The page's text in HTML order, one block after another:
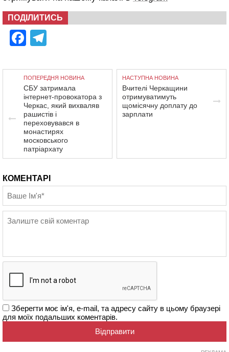
ПОДІЛИТИСЬ
Facebook
ПОПЕРЕДНЯ НОВИНА
СБУ затримала
інтернет-провокатора з
Черкас, який вихваляв
рашистів і
переховувався в
монастирях
московського
патріархату
НАСТУПНА НОВИНА
Вчителі Черкащини
отримуватимуть
щомісячну доплату до
зарплати
КОМЕНТАРІ
Зберегти моє ім'я, e-mail, та адресу сайту в цьому браузері
для моїх подальших коментарів.